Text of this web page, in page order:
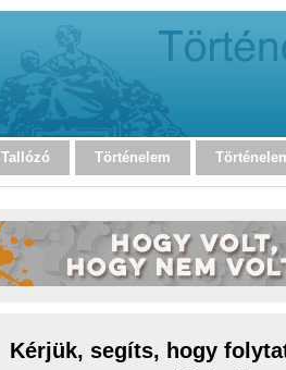
Tallózó Történelem
Kérjük, segíts, hogy